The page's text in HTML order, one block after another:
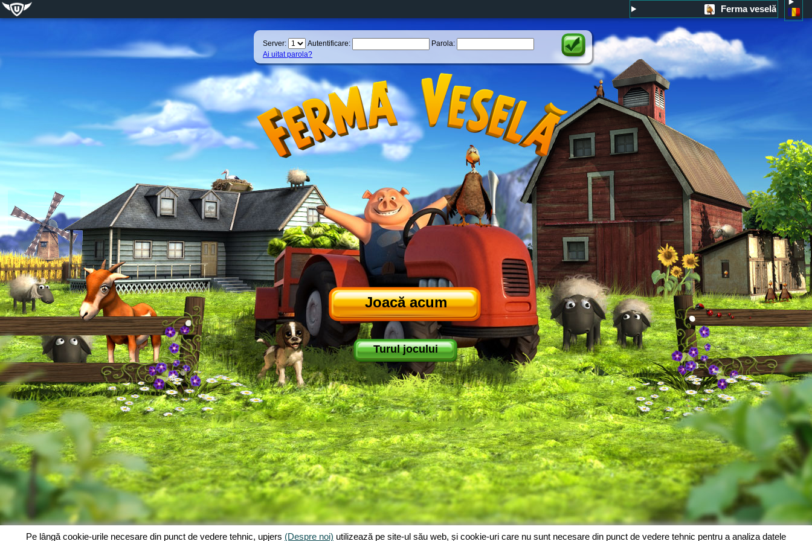
Server: Autentificare:
Parola:
Ai uitat parola?
Joacă acum
Turul jocului
Ferma veselă
Pe lângă cookie-urile necesare din punct de vedere tehnic, upjers (Despre noi) utilizează pe site-ul său web, și cookie-uri care nu sunt necesare din punct de vedere tehnic pentru a analiza datele